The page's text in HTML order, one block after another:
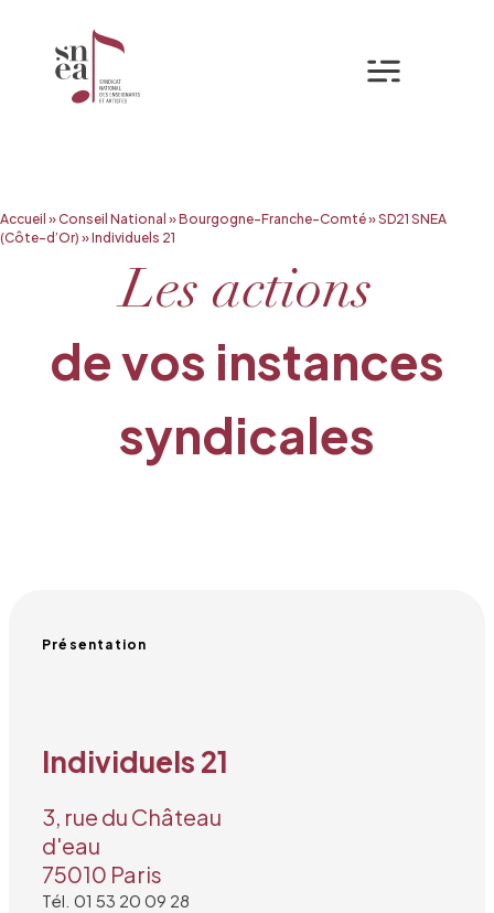
Aller
au
Accueil »Conseil National »Bourgogne-Franche-Comté»SD21 SNEA
(Côte-d’Or) »Individuels 21
Les actions
de vos instances
syndicales
Présentation
Individuels 21
3, rue du Château
d'eau
75010 Paris
Tél. 01 53 20 09 28